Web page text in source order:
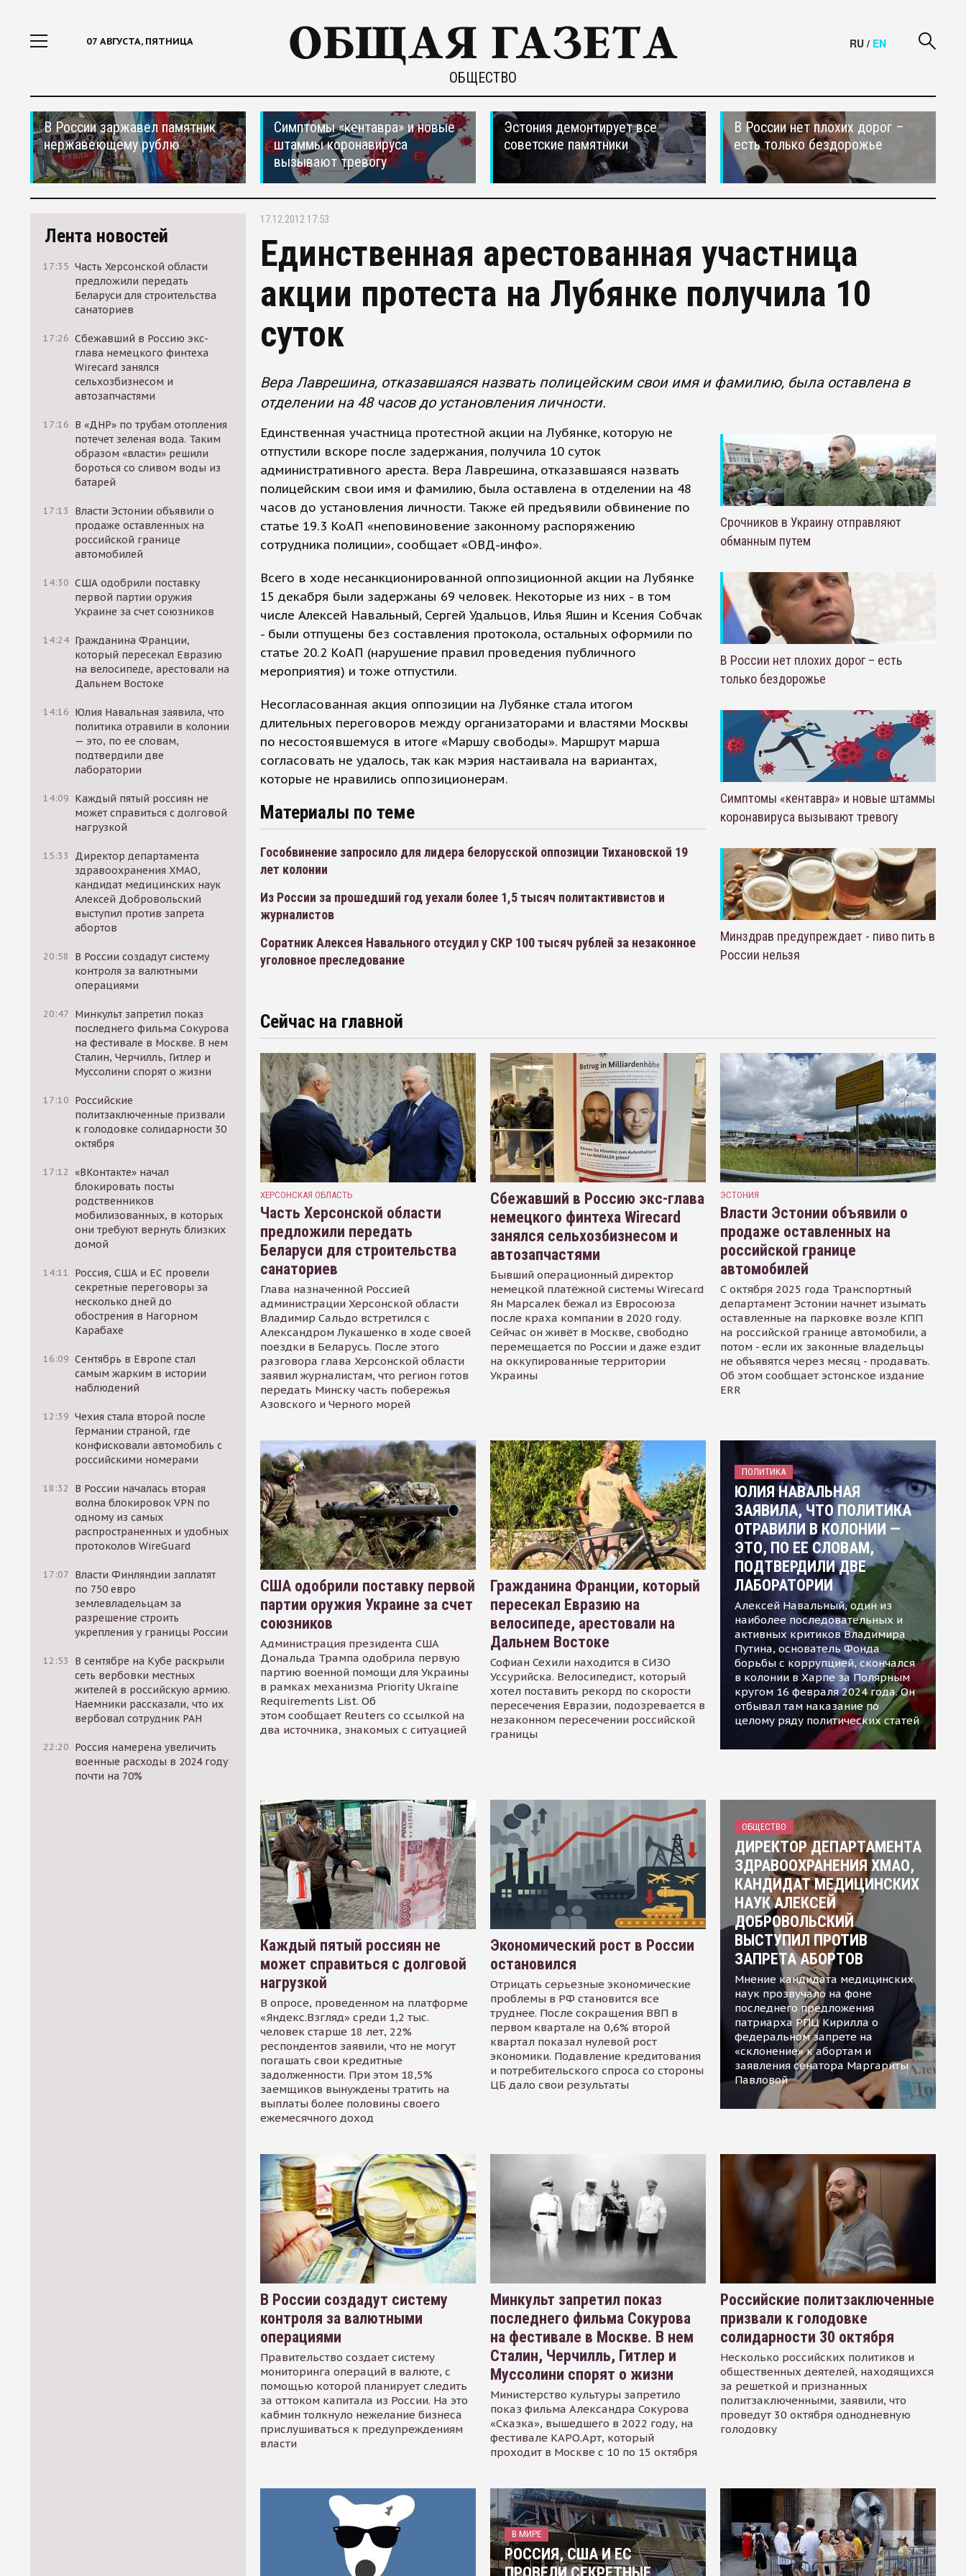
07 АВГУСТА, ПЯТНИЦА
ОБЩЕСТВО
RU / EN
В России заржавел памятник
нержавеющему рублю
Симптомы «кентавра» и новые
штаммы коронавируса
вызывают тревогу
Эстония демонтирует все
советские памятники
В России нет плохих дорог –
есть только бездорожье
Лента новостей
17:35 Часть Херсонской области
предложили передать
Беларуси для строительства
санаториев
17:26 Сбежавший в Россию экс-
глава немецкого финтеха
Wirecard занялся
сельхозбизнесом и
автозапчастями
17:16 В «ДНР» по трубам отопления
потечет зеленая вода. Таким
образом «власти» решили
бороться со сливом воды из
батарей
17:13
Власти Эстонии объявили о
продаже оставленных на
российской границе
автомобилей
14:30 США одобрили поставку
первой партии оружия
Украине за счет союзников
14:24 Гражданина Франции,
который пересекал Евразию
на велосипеде, арестовали на
Дальнем Востоке
14:16 Юлия Навальная заявила, что
политика отравили в колонии
— это, по ее словам,
подтвердили две
лаборатории
14:09 Каждый пятый россиян не
может справиться с долговой
нагрузкой
15:33
Директор департамента
здравоохранения ХМАО,
кандидат медицинских наук
Алексей Добровольский
выступил против запрета
абортов
20:58
В России создадут систему
контроля за валютными
операциями
20:47 Минкульт запретил показ
последнего фильма Сокурова
на фестивале в Москве. В нем
Сталин, Черчилль, Гитлер и
Муссолини спорят о жизни
17:10 Российские
политзаключенные призвали
к голодовке солидарности 30
октября
17:12 «ВКонтакте» начал
блокировать посты
родственников
мобилизованных, в которых
они требуют вернуть близких
домой
14:11
Россия, США и ЕС провели
секретные переговоры за
несколько дней до
обострения в Нагорном
Карабахе
16:09 Сентябрь в Европе стал
самым жарким в истории
наблюдений
12:39 Чехия стала второй после
Германии страной, где
конфисковали автомобиль с
российскими номерами
18:32
В России началась вторая
волна блокировок VPN по
одному из самых
распространенных и удобных
протоколов WireGuard
17:07 Власти Финляндии заплатят
по 750 евро
землевладельцам за
разрешение строить
укрепления у границы России
12:53
В сентябре на Кубе раскрыли
сеть вербовки местных
жителей в российскую армию.
Наемники рассказали, что их
вербовал сотрудник РАН
22:20 Россия намерена увеличить
военные расходы в 2024 году
почти на 70%
17.12.2012 17:53
Единственная арестованная участница
акции протеста на Лубянке получила 10
суток
Вера Лаврешина, отказавшаяся назвать полицейским свои имя и фамилию, была оставлена в
отделении на 48 часов до установления личности.
Единственная участница протестной акции на Лубянке, которую не
отпустили вскоре после задержания, получила 10 суток
административного ареста. Вера Лаврешина, отказавшаяся назвать
полицейским свои имя и фамилию, была оставлена в отделении на 48
часов до установления личности. Также ей предъявили обвинение по
статье 19.3 КоАП «неповиновение законному распоряжению
сотрудника полиции», сообщает «ОВД-инфо».
Всего в ходе несанкционированной оппозиционной акции на Лубянке
15 декабря были задержаны 69 человек. Некоторые из них - в том
числе Алексей Навальный, Сергей Удальцов, Илья Яшин и Ксения Собчак
- были отпущены без составления протокола, остальных оформили по
статье 20.2 КоАП (нарушение правил проведения публичного
мероприятия) и тоже отпустили.
Несогласованная акция оппозиции на Лубянке стала итогом
длительных переговоров между организаторами и властями Москвы
по несостоявшемуся в итоге «Маршу свободы». Маршрут марша
согласовать не удалось, так как мэрия настаивала на вариантах,
которые не нравились оппозиционерам.
Материалы по теме
Гособвинение запросило для лидера белорусской оппозиции Тихановской 19
лет колонии
Из России за прошедший год уехали более 1,5 тысяч политактивистов и
журналистов
Соратник Алексея Навального отсудил у СКР 100 тысяч рублей за незаконное
уголовное преследование
Срочников в Украину отправляют
обманным путем
В России нет плохих дорог – есть
только бездорожье
Симптомы «кентавра» и новые штаммы
коронавируса вызывают тревогу
Минздрав предупреждает - пиво пить в
России нельзя
Сейчас на главной
ХЕРСОНСКАЯ ОБЛАСТЬ
Часть Херсонской области
предложили передать
Беларуси для строительства
санаториев
Глава назначенной Россией
администрации Херсонской области
Владимир Сальдо встретился с
Александром Лукашенко в ходе своей
поездки в Беларусь. После этого
разговора глава Херсонской области
заявил журналистам, что регион готов
передать Минску часть побережья
Азовского и Черного морей
Сбежавший в Россию экс-глава
немецкого финтеха Wirecard
занялся сельхозбизнесом и
автозапчастями
Бывший операционный директор
немецкой платёжной системы Wirecard
Ян Марсалек бежал из Евросоюза
после краха компании в 2020 году.
Сейчас он живёт в Москве, свободно
перемещается по России и даже ездит
на оккупированные территории
Украины
ЭСТОНИЯ
Власти Эстонии объявили о
продаже оставленных на
российской границе
автомобилей
С октября 2025 года Транспортный
департамент Эстонии начнет изымать
оставленные на парковке возле КПП
на российской границе автомобили, а
потом - если их законные владельцы
не объявятся через месяц - продавать.
Об этом сообщает эстонское издание
ERR
США одобрили поставку первой
партии оружия Украине за счет
союзников
Администрация президента США
Дональда Трампа одобрила первую
партию военной помощи для Украины
в рамках механизма Priority Ukraine
Requirements List. Об
этом сообщает Reuters со ссылкой на
два источника, знакомых с ситуацией
Гражданина Франции, который
пересекал Евразию на
велосипеде, арестовали на
Дальнем Востоке
Софиан Сехили находится в СИЗО
Уссурийска. Велосипедист, который
хотел поставить рекорд по скорости
пересечения Евразии, подозревается в
незаконном пересечении российской
границы
ПОЛИТИКА
ЮЛИЯ НАВАЛЬНАЯ
ЗАЯВИЛА, ЧТО ПОЛИТИКА
ОТРАВИЛИ В КОЛОНИИ —
ЭТО, ПО ЕЕ СЛОВАМ,
ПОДТВЕРДИЛИ ДВЕ
ЛАБОРАТОРИИ
Алексей Навальный, один из
наиболее последовательных и
активных критиков Владимира
Путина, основатель Фонда
борьбы с коррупцией, скончался
в колонии в Харпе за Полярным
кругом 16 февраля 2024 года. Он
отбывал там наказание по
целому ряду политических статей
Каждый пятый россиян не
может справиться с долговой
нагрузкой
В опросе, проведенном на платформе
«Яндекс.Взгляд» среди 1,2 тыс.
человек старше 18 лет, 22%
респондентов заявили, что не могут
погашать свои кредитные
задолженности. При этом 18,5%
заемщиков вынуждены тратить на
выплаты более половины своего
ежемесячного доход
Экономический рост в России
остановился
Отрицать серьезные экономические
проблемы в РФ становится все
труднее. После сокращения ВВП в
первом квартале на 0,6% второй
квартал показал нулевой рост
экономики. Подавление кредитования
и потребительского спроса со стороны
ЦБ дало свои результаты
ОБЩЕСТВО
ДИРЕКТОР ДЕПАРТАМЕНТА
ЗДРАВООХРАНЕНИЯ ХМАО,
КАНДИДАТ МЕДИЦИНСКИХ
НАУК АЛЕКСЕЙ
ДОБРОВОЛЬСКИЙ
ВЫСТУПИЛ ПРОТИВ
ЗАПРЕТА АБОРТОВ
Мнение кандидата медицинских
наук прозвучало на фоне
последнего предложения
патриарха РПЦ Кирилла о
федеральном запрете на
«склонение» к абортам и
заявления сенатора Маргариты
Павловой
В России создадут систему
контроля за валютными
операциями
Правительство создает систему
мониторинга операций в валюте, с
помощью которой планирует следить
за оттоком капитала из России. На это
кабмин толкнуло нежелание бизнеса
прислушиваться к предупреждениям
власти
Минкульт запретил показ
последнего фильма Сокурова
на фестивале в Москве. В нем
Сталин, Черчилль, Гитлер и
Муссолини спорят о жизни
Министерство культуры запретило
показ фильма Александра Сокурова
«Сказка», вышедшего в 2022 году, на
фестивале КАРО.Арт, который
проходит в Москве с 10 по 15 октября
Российские политзаключенные
призвали к голодовке
солидарности 30 октября
Несколько российских политиков и
общественных деятелей, находящихся
за решеткой и признанных
политзаключенными, заявили, что
проведут 30 октября однодневную
голодовку
В МИРЕ
РОССИЯ, США И ЕС